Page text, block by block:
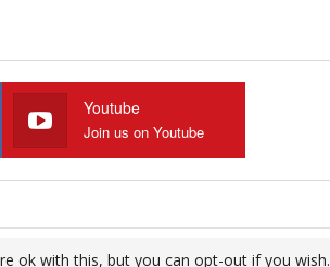
Youtube
Join us on Youtube
ok with this, but you can opt-out if you wish.